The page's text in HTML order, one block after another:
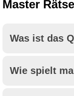
Master
Was ist das
Wie spielt